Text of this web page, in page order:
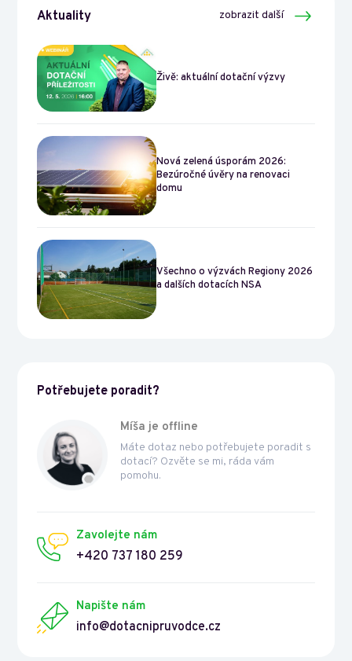
Aktuality zobrazit další
Živě: aktuální dotační výzvy
Nová zelená úsporám 2026:
Bezúročné úvěry na renovaci
domu
Všechno o výzvách Regiony 2026
a dalších dotacích NSA
Potřebujete poradit?
Míša je offline
Máte dotaz nebo potřebujete poradit s
dotací? Ozvěte se mi, ráda vám
pomohu.
Zavolejte nám
+420 737 180 259
Napište nám
info@dotacnipruvodce.cz